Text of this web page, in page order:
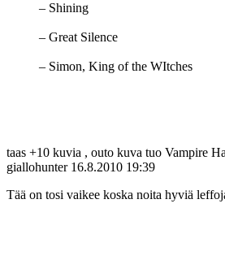
– Shining
– Great Silence
– Simon, King of the WItches
taas +10 kuvia , outo kuva tuo Vampire
giallohunter 16.8.2010 19:39
Tää on tosi vaikee koska noita hyviä